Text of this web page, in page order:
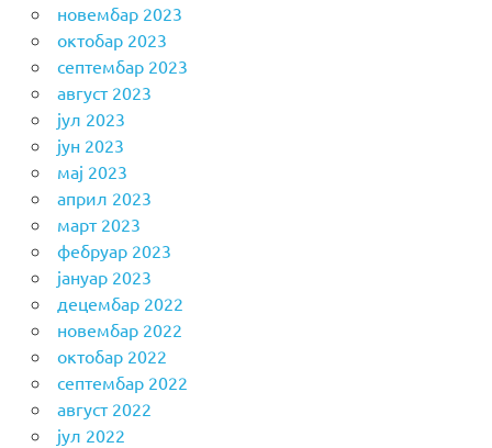
новембар 2023
октобар 2023
септембар 2023
август 2023
јул 2023
јун 2023
мај 2023
април 2023
март 2023
фебруар 2023
јануар 2023
децембар 2022
новембар 2022
октобар 2022
септембар 2022
август 2022
јул 2022